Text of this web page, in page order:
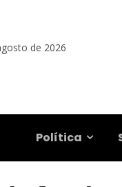
de 2026
Política